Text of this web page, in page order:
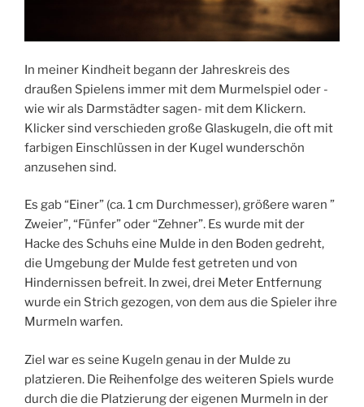
In meiner Kindheit begann der Jahreskreis des
draußen Spielens immer mit dem Murmelspiel oder -
wie wir als Darmstädter sagen- mit dem Klickern.
Klicker sind verschieden große Glaskugeln, die oft mit
farbigen Einschlüssen in der Kugel wunderschön
anzusehen sind.
Es gab “Einer” (ca. 1 cm Durchmesser), größere waren ”
Zweier”, “Fünfer” oder “Zehner”. Es wurde mit der
Hacke des Schuhs eine Mulde in den Boden gedreht,
die Umgebung der Mulde fest getreten und von
Hindernissen befreit. In zwei, drei Meter Entfernung
wurde ein Strich gezogen, von dem aus die Spieler ihre
Murmeln warfen.
Ziel war es seine Kugeln genau in der Mulde zu
platzieren. Die Reihenfolge des weiteren Spiels wurde
durch die die Platzierung der eigenen Murmeln in der